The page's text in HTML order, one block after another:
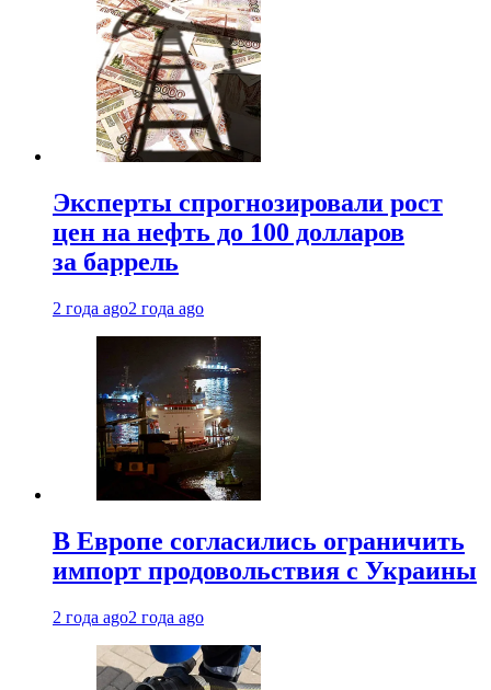
Эксперты спрогнозировали рост
цен на нефть до 100 долларов
за баррель
2 года ago2 года ago
В Европе согласились ограничить
импорт продовольствия с Украины
2 года ago2 года ago